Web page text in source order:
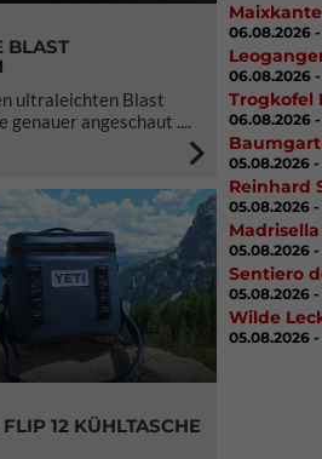
BLAST
ultraleichten Blast
genauer angeschaut ....
12 KÜHLTASCHE
06.08.2026
06.08.2026 -
Trogkofel
06.08.2026
05.08.2026
Reinhard
05.08.2026 -
05.08.2026 -
Sentiero
05.08.2026 -
Wilde
05.08.2026 -